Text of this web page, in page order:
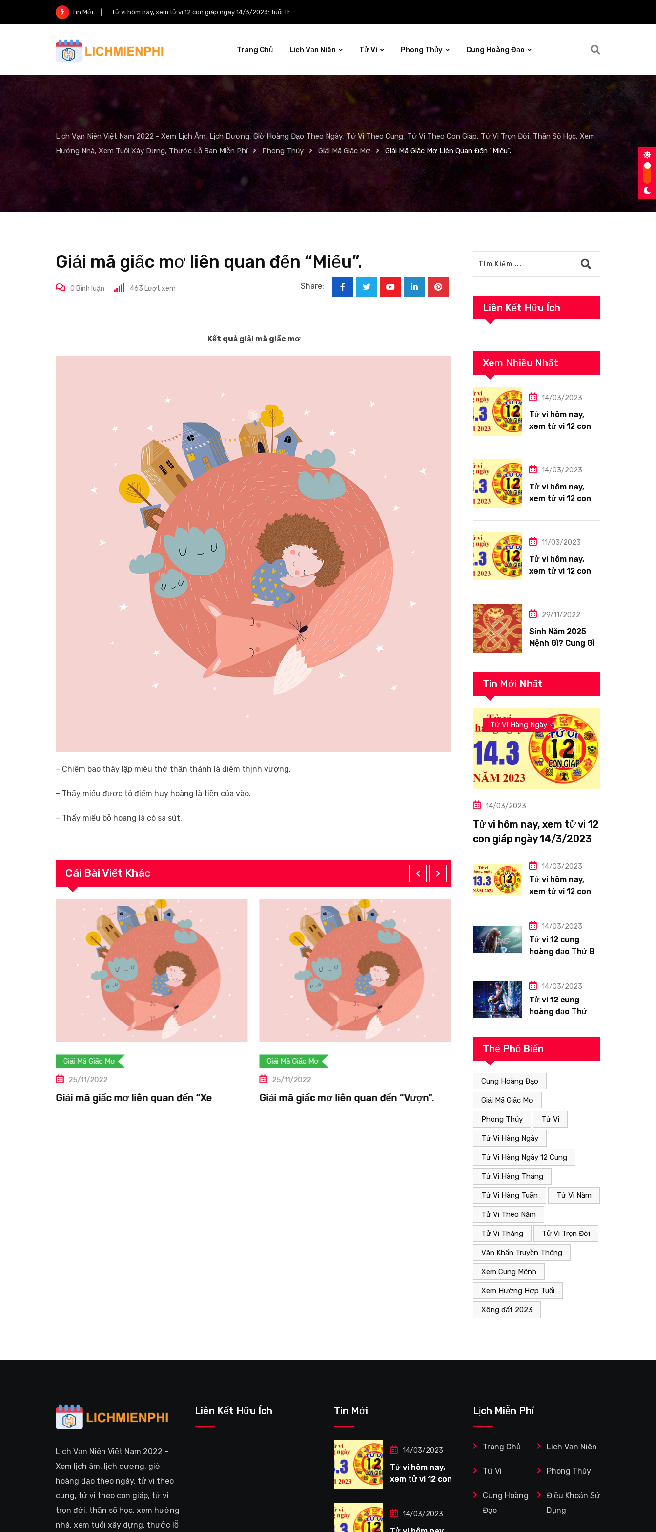
Tin Mới Tử vi hôm nay, xem tử vi 12 con giáp ngày 14/3/2023: Tuổi Thìn công việc tươi sáng
Trang Chủ Lịch Vạn Niên Tử Vi Phong Thủy Cung Hoàng Đạo
Lịch Vạn Niên Việt Nam 2022 - Xem Lịch Âm, Lịch Dương, Giờ Hoàng Đạo Theo Ngày, Tử Vi Theo Cung, Tử Vi Theo Con Giáp, Tử Vi Trọn Đời, Thần Số Học, Xem
Hướng Nhà, Xem Tuổi Xây Dựng, Thước Lỗ Ban Miễn Phí
Phong Thủy Giải Mã Giấc Mơ Giải Mã Giấc Mơ Liên Quan Đến “Miếu”.
Giải mã giấc mơ liên quan đến “Miếu”.
0 Bình luận 463 Lượt xem Share:
LinkedInPinterest
Kết quả giải mã giấc mơ
– Chiêm bao thấy lập miếu thờ thần thánh là điềm thịnh vượng.
– Thấy miếu được tô điểm huy hoàng là tiền của vào.
– Thấy miếu bỏ hoang là có sa sút.
Cái Bài Viết Khác
Giải Mã Giấc Mơ
25/11/2022
Giải mã giấc mơ liên quan đến “Vượn”.
Giải Mã Giấc Mơ
25/11/2022
Giải mã giấc mơ liên quan đến “Vực”.
Giải Mã Giấc Mơ
25/11/2022
Giải mã giấc mơ liên quan đến “Vụn”.
Liên Kết Hữu Ích
Xem Nhiều Nhất
14/03/2023
Tử vi hôm nay,
xem tử vi 12 con
14/3/2023: Tuổi
tươi sáng
14/03/2023
Tử vi hôm nay,
xem tử vi 12 con
13/3/2023: Tuổi
siêng năng
11/03/2023
Tử vi hôm nay,
xem tử vi 12 con
12/3/2023: Tuổi
phúc29/11/2022
Sinh Năm 2025
Mệnh Gì? Cung Gì,
Tin Mới Nhất
Tử Vi Hàng Ngày
14/03/2023
Tử vi hôm nay, xem tử vi 12
con giáp ngày 14/3/2023:
sáng
14/03/2023
Tử vi hôm nay,
xem tử vi 12 con
Hợi công việc
siêng năng
14/03/2023
Tử vi 12 cung
hoàng đạo Thứ Ba
thuận lợi
14/03/2023
Tử vi 12 cung
hoàng đạo Thứ
13/3/2023: Bảo
Bình tài lộc tốt
Thẻ Phổ Biến
Cung Hoàng Đạo
Giải Mã Giấc Mơ
Phong Thủy Tử Vi
Tử Vi Hàng Ngày
Tử Vi Hàng Ngày 12 Cung
Tử Vi Hàng Tháng
Tử Vi Hàng Tuần Tử Vi Năm
Tử Vi Theo Năm
Tử Vi Tháng Tử Vi Trọn Đời
Văn Khấn Truyền Thống
Xem Cung Mệnh
Xem Hướng Hợp Tuổi
Xông đất 2023
Lịch Vạn Niên Việt Nam 2022 -
Xem lịch âm, lịch dương, giờ
hoàng đạo theo ngày, tử vi theo
cung, tử vi theo con giáp, tử vi
trọn đời, thần số học, xem hướng
nhà, xem tuổi xây dựng, thước lỗ
Liên Kết Hữu Ích Tin Mới
14/03/2023
Tử vi hôm nay,
xem tử vi 12 con
Thìn công việc
tươi sáng
14/03/2023
Lịch Miễn Phí
Trang Chủ Lịch Vạn Niên
Tử Vi Phong Thủy
Cung Hoàng
Đạo
Điều Khoản Sử
Dụng